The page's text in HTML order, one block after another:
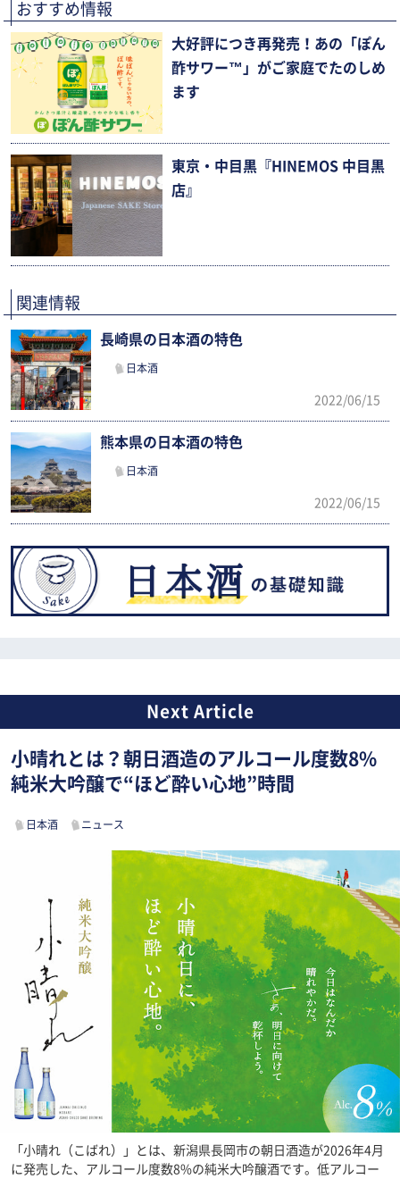
おすすめ情報
大好評につき再発売！あの「ぽん
酢サワー™」がご家庭でたのしめ
ます
東京・中目黒『HINEMOS 中目黒
店』
関連情報
長崎県の日本酒の特色
日本酒
2022/06/15
熊本県の日本酒の特色
日本酒
2022/06/15
小晴れとは？朝日酒造のアルコール度数8%
純米大吟醸で“ほど酔い心地”時間
日本酒 ニュース
「小晴れ（こばれ）」とは、新潟県長岡市の朝日酒造が2026年4月
に発売した、アルコール度数8%の純米大吟醸酒です。低アルコー